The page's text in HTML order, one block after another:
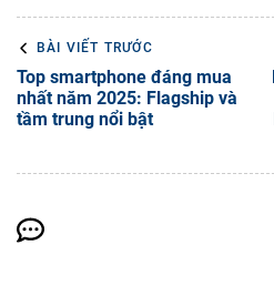
BÀI VIẾT TRƯỚC
Top smartphone đáng mua
nhất năm 2025: Flagship và
tầm trung nổi bật